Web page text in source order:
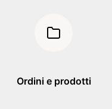
Ordini e prodotti